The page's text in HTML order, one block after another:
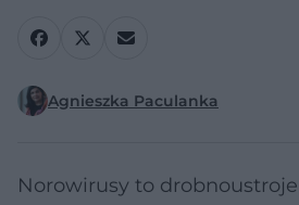
Agnieszka Paculanka
Norowirusy to